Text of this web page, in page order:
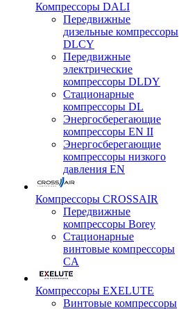
Компрессоры DALI
Передвижные
дизельные компрессоры
DLCY
Передвижные
электрические
компрессоры DLDY
Стационарные
компрессоры DL
Энергосберегающие
компрессоры EN II
Энергосберегающие
компрессоры низкого
давления EN
Компрессоры CROSSAIR
Передвижные
компрессоры Borey
Стационарные
винтовые компрессоры
CA
Компрессоры EXELUTE
Винтовые компрессоры